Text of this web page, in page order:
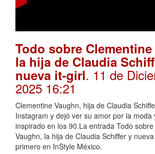
Todo sobre
la hija de Claudia
nueva it-girl. 11 de
2025 16:21
Clementine Vaughn, hija de Claudia
Instagram y dejó ver su amor por la moda
inspirado en los 90.La entrada Todo
Vaughn, la hija de Claudia Schiffer y
primero en InStyle México.